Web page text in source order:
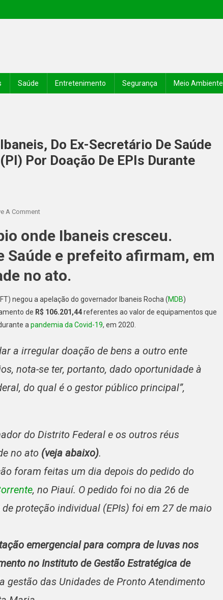
Saúde Entretenimento Segurança Meio Ambiente
Do Ex-Secretário De Saúde
Por Doação De EPIs Durante
A Comment
onde Ibaneis cresceu.
Saúde e prefeito afirmam, em
no ato.
negou a apelação do governador Ibaneis Rocha (MDB)
de R$ 106.201,44referentes ao valor de equipamentos que
a pandemia da Covid-19, em 2020.
a irregular doação de bens a outro ente
nota-se ter, portanto, dado oportunidade à
do qual é o gestor público principal”,
do Distrito Federal e os outros réus
no ato (veja abaixo).
foram feitas um dia depois do pedido do
, no Piauí. O pedido foi no dia 26 de
proteção individual (EPIs) foi em 27 de maio
emergencial para compra de luvas nos
no Instituto de Gestão Estratégica de
gestão das Unidades de Pronto Atendimento